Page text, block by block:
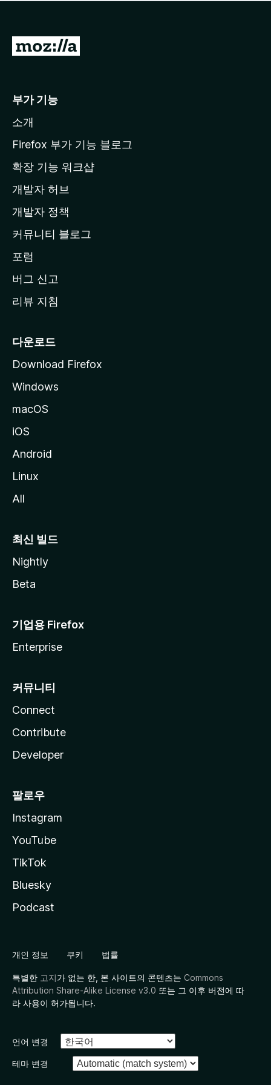
점
습
니
M
l
a
페
이
지
이
동
부가 기능
소개
Firefox 부가 기능 블로그
확장 기능 워크샵
개발자 허브
개발자 정책
커뮤니티 블로그
포럼
버그 신고
리뷰 지침
다운로드
Download Firefox
Windows
macOS
iOS
Android
Linux
All
최신 빌드
Nightly
Beta
기업용 Firefox
Enterprise
커뮤니티
Connect
Contribute
Developer
팔로우
Instagram
YouTube
TikTok
Bluesky
Podcast
개인 정보 쿠키 법률
특별한 고지가 없는 한, 본 사이트의 콘텐츠는 Commons
Attribution Share-Alike License v3.0 또는 그 이후 버전에 따
라 사용이 허가됩니다.
언어 변경
테마 변경